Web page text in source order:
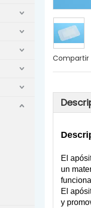
Compartir
El
un
El
y